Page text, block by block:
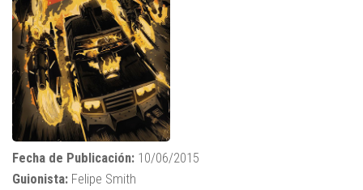
Fecha de Publicación: 10/06/2015
Guionista: Felipe Smith